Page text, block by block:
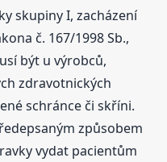
skupiny I, zacházení
č. 167/1998 Sb.,
být u výrobců,
zdravotnických
schránce či skříni.
způsobem
vydat pacientům